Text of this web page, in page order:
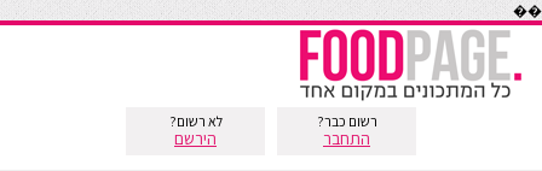
��
רשום כבר?
התחבר
לא רשום?
הירשם